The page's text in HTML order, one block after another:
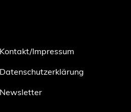
Kontakt/Impressum
Datenschutzerklärung
Newsletter